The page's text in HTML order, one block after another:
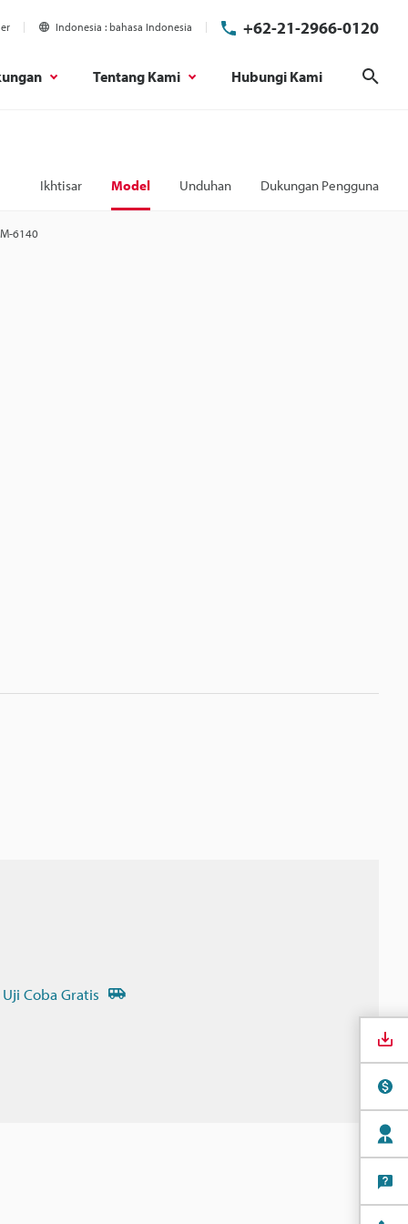
Indonesia bahasa Indonesia +62-21-2966-0120
Tentang Kami Hubungi Kami
Ikhtisar Model Unduhan Dukungan Pengguna
6140
Coba Gratis